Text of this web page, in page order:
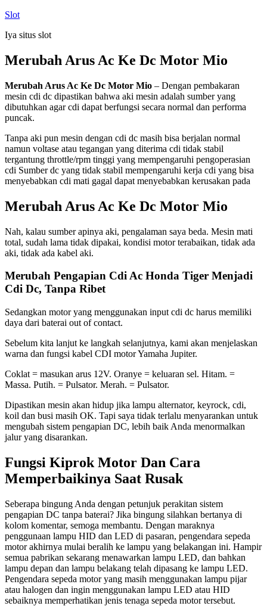
Skip
content
Slot
Iya situs slot
Merubah Arus Ac Ke Dc Motor Mio
Merubah Arus Ac Ke Dc Motor Mio – Dengan pembakaran
mesin cdi dc dipastikan bahwa aki mesin adalah sumber yang
dibutuhkan agar cdi dapat berfungsi secara normal dan performa
puncak.
Tanpa aki pun mesin dengan cdi dc masih bisa berjalan normal
namun voltase atau tegangan yang diterima cdi tidak stabil
tergantung throttle/rpm tinggi yang mempengaruhi pengoperasian
cdi Sumber dc yang tidak stabil mempengaruhi kerja cdi yang bisa
menyebabkan cdi mati gagal dapat menyebabkan kerusakan pada
Merubah Arus Ac Ke Dc Motor Mio
Nah, kalau sumber apinya aki, pengalaman saya beda. Mesin mati
total, sudah lama tidak dipakai, kondisi motor terabaikan, tidak ada
aki, tidak ada kabel aki.
Merubah Pengapian Cdi Ac Honda Tiger Menjadi
Cdi Dc, Tanpa Ribet
Sedangkan motor yang menggunakan input cdi dc harus memiliki
daya dari baterai out of contact.
Sebelum kita lanjut ke langkah selanjutnya, kami akan menjelaskan
warna dan fungsi kabel CDI motor Yamaha Jupiter.
Coklat = masukan arus 12V. Oranye = keluaran sel. Hitam. =
Massa. Putih. = Pulsator. Merah. = Pulsator.
Dipastikan mesin akan hidup jika lampu alternator, keyrock, cdi,
koil dan busi masih OK. Tapi saya tidak terlalu menyarankan untuk
mengubah sistem pengapian DC, lebih baik Anda menormalkan
jalur yang disarankan.
Fungsi Kiprok Motor Dan Cara
Memperbaikinya Saat Rusak
Seberapa bingung Anda dengan petunjuk perakitan sistem
pengapian DC tanpa baterai? Jika bingung silahkan bertanya di
kolom komentar, semoga membantu. Dengan maraknya
penggunaan lampu HID dan LED di pasaran, pengendara sepeda
motor akhirnya mulai beralih ke lampu yang belakangan ini. Hampir
semua pabrikan sekarang menawarkan lampu LED, dan bahkan
lampu depan dan lampu belakang telah dipasang ke lampu LED.
Pengendara sepeda motor yang masih menggunakan lampu pijar
atau halogen dan ingin menggunakan lampu LED atau HID
sebaiknya memperhatikan jenis tenaga sepeda motor tersebut.